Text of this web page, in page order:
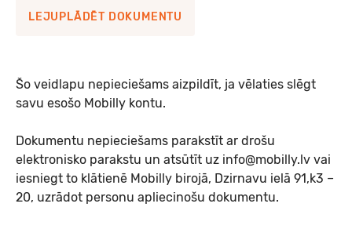
Mobilly pakalpojumu lietošanas noteikumi
Mobilly maksājumu pakalpojumu līgums
(uzņēmumiem)
LEJUPLĀDĒT DOKUMENTU
Šo veidlapu nepieciešams aizpildīt, ja vēlaties slēgt
savu esošo Mobilly kontu.
Dokumentu nepieciešams parakstīt ar drošu
elektronisko parakstu un atsūtīt uz info@mobilly.lv vai
iesniegt to klātienē Mobilly birojā, Dzirnavu ielā 91,k3 –
20, uzrādot personu apliecinošu dokumentu.